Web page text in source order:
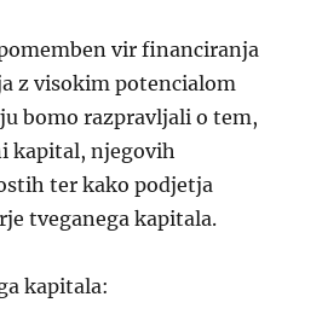
vir financiranja
z visokim potencialom
bomo razpravljali o tem,
kapital, njegovih
ter kako podjetja
tveganega kapitala.
kapitala: